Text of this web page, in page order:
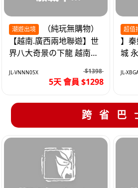
潮遊出境
【越南.廣西兩地聯遊】世
界八大奇景の下龍 越南首
車5天
JL-VNNN05X $1398
5天 會員 $1298
超值
】
城
JL-
跨省巴